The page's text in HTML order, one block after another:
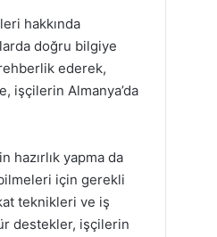
hakkında
doğru bilgiye
ederek,
işçilerin Almanya’da
hazırlık yapma da
için gerekli
teknikleri ve iş
destekler, işçilerin